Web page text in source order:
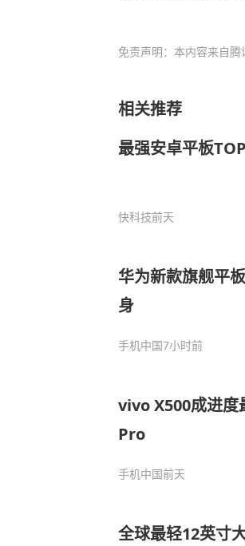
免责声明：本内容来自腾
相关推荐
最强安卓平板
快科技前天
华为新款旗舰平
身
手机中国7小时前
vivo X500成进度
Pro
手机中国前天
全球最轻12英寸